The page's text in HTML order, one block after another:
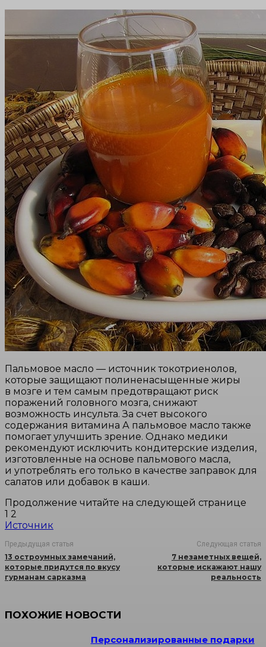
Пальмовое масло — источник токотриенолов,
которые защищают полиненасыщенные жиры
в мозге и тем самым предотвращают риск
поражений головного мозга, снижают
возможность инсульта. За счет высокого
содержания витамина А пальмовое масло также
помогает улучшить зрение. Однако медики
рекомендуют исключить кондитерские изделия,
изготовленные на основе пальмового масла,
и употреблять его только в качестве заправок для
салатов или добавок в каши.
Продолжение читайте на следующей странице
1 2
Источник
Предыдущая статья
13 остроумных замечаний,
которые придутся по вкусу
гурманам сарказма
Следующая статья
7 незаметных вещей,
которые искажают нашу
реальность
ПОХОЖИЕ НОВОСТИ
Персонализированные подарки